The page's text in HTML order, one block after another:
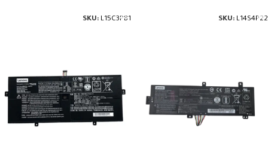
SKU: L14S4P22
SKU: L15C3PB1